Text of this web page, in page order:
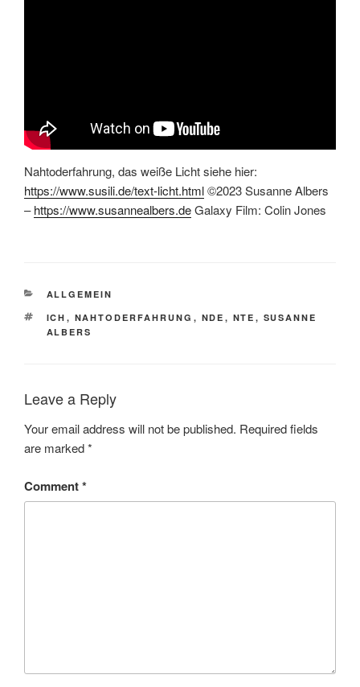
Nahtoderfahrung, das weiße Licht siehe hier:
https://www.susili.de/text-licht.html©2023 Susanne Albers
–https://www.susannealbers.deGalaxy Film: Colin Jones
CATEGORIES
ALLGEMEIN
TAGS
ICH , NAHTODERFAHRUNG , NDE , NTE , SUSANNE
ALBERS
Leave a Reply
Your email address will not be published. Required fields
are marked*
Comment*